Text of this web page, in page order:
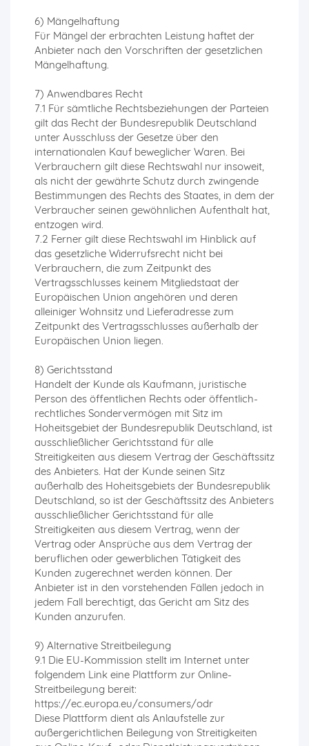
6) Mängelhaftung
Für Mängel der erbrachten Leistung haftet der
Anbieter nach den Vorschriften der gesetzlichen
Mängelhaftung.
7) Anwendbares Recht
7.1 Für sämtliche Rechtsbeziehungen der Parteien
gilt das Recht der Bundesrepublik Deutschland
unter Ausschluss der Gesetze über den
internationalen Kauf beweglicher Waren. Bei
Verbrauchern gilt diese Rechtswahl nur insoweit,
als nicht der gewährte Schutz durch zwingende
Bestimmungen des Rechts des Staates, in dem der
Verbraucher seinen gewöhnlichen Aufenthalt hat,
entzogen wird.
7.2 Ferner gilt diese Rechtswahl im Hinblick auf
das gesetzliche Widerrufsrecht nicht bei
Verbrauchern, die zum Zeitpunkt des
Vertragsschlusses keinem Mitgliedstaat der
Europäischen Union angehören und deren
alleiniger Wohnsitz und Lieferadresse zum
Zeitpunkt des Vertragsschlusses außerhalb der
Europäischen Union liegen.
8) Gerichtsstand
Handelt der Kunde als Kaufmann, juristische
Person des öffentlichen Rechts oder öffentlich-
rechtliches Sondervermögen mit Sitz im
Hoheitsgebiet der Bundesrepublik Deutschland, ist
ausschließlicher Gerichtsstand für alle
Streitigkeiten aus diesem Vertrag der Geschäftssitz
des Anbieters. Hat der Kunde seinen Sitz
außerhalb des Hoheitsgebiets der Bundesrepublik
Deutschland, so ist der Geschäftssitz des Anbieters
ausschließlicher Gerichtsstand für alle
Streitigkeiten aus diesem Vertrag, wenn der
Vertrag oder Ansprüche aus dem Vertrag der
beruflichen oder gewerblichen Tätigkeit des
Kunden zugerechnet werden können. Der
Anbieter ist in den vorstehenden Fällen jedoch in
jedem Fall berechtigt, das Gericht am Sitz des
Kunden anzurufen.
9) Alternative Streitbeilegung
9.1 Die EU-Kommission stellt im Internet unter
folgendem Link eine Plattform zur Online-
Streitbeilegung bereit:
https://ec.europa.eu/consumers/odr
Diese Plattform dient als Anlaufstelle zur
außergerichtlichen Beilegung von Streitigkeiten